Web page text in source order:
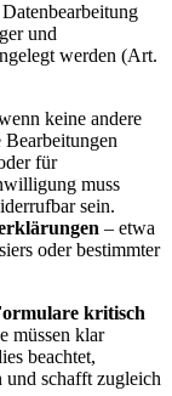
und
werden (Art.
keine andere
für
muss
sein.
– etwa
oder bestimmter
kritisch
müssen klar
beachtet,
und schafft zugleich